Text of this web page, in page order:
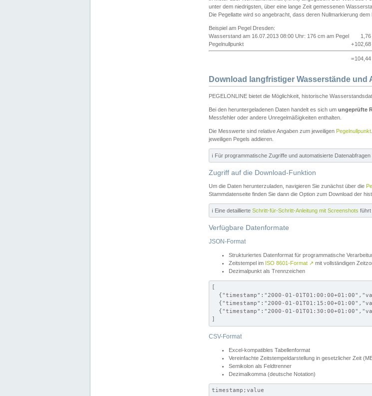
unter dem niedrigsten, über eine lange Zeit gemessenen
Die Pegellatte wird so angebracht, dass deren Nullmarkierung dem
Beispiel am Pegel Dresden:
Wasserstand am 16.07.2013 08:00 Uhr: 176 cm am Pegel
1,76
Pegelnullpunkt
+102,68
=104,44
Download langfristiger Wasserstände und
PEGELONLINE bietet die Möglichkeit, historische
Bei den heruntergeladenen Daten handelt es sich um ungeprüfte
Messfehler oder andere Unregelmäßigkeiten enthalten.
Die Messwerte sind relative Angaben zum jeweiligen Pegelnullpunkt
jeweiligen Pegels addieren.
ℹ️ Für programmatische Zugriffe und automatisierte
Zugriff auf die Download-Funktion
Um die Daten herunterzuladen, navigieren Sie zunächst über die
Stammdatenseite finden Sie dann die Option zum Download der
ℹ️ Eine detaillierte Schritt-für-Schritt-Anleitung mit Screenshots führt
Verfügbare Datenformate
JSON-Format
Strukturiertes Datenformat für programmatische
Zeitstempel im ISO 8601-Format ↗ mit vollständigen
Dezimalpunkt als Trennzeichen
[
{"timestamp":"2000-01-
{"timestamp":"2000-01-
{"timestamp":"2000-01-
]
CSV-Format
Excel-kompatibles Tabellenformat
Vereinfachte Zeitstempeldarstellung in gesetzlicher Zeit
Semikolon als Feldtrenner
Dezimalkomma (deutsche Notation)
timestamp;value